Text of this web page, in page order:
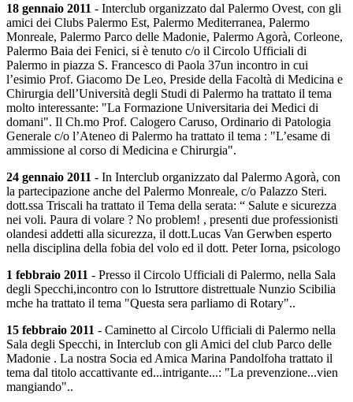
18 gennaio 2011 - Interclub organizzato dal Palermo Ovest, con gli
amici dei Clubs Palermo Est, Palermo Mediterranea, Palermo
Monreale, Palermo Parco delle Madonie, Palermo Agorà, Corleone,
Palermo Baia dei Fenici, si è tenuto c/o il Circolo Ufficiali di
Palermo in piazza S. Francesco di Paola 37un incontro in cui
l’esimio Prof. Giacomo De Leo, Preside della Facoltà di Medicina e
Chirurgia dell’Università degli Studi di Palermo ha trattato il tema
molto interessante: "La Formazione Universitaria dei Medici di
domani". Il Ch.mo Prof. Calogero Caruso, Ordinario di Patologia
Generale c/o l’Ateneo di Palermo ha trattato il tema : "L’esame di
ammissione al corso di Medicina e Chirurgia".
24 gennaio 2011 - In Interclub organizzato dal Palermo Agorà, con
la partecipazione anche del Palermo Monreale, c/o Palazzo Steri.
dott.ssa Triscali ha trattato il Tema della serata: “ Salute e sicurezza
nei voli. Paura di volare ? No problem! , presenti due professionisti
olandesi addetti alla sicurezza, il dott.Lucas Van Gerwben esperto
nella disciplina della fobia del volo ed il dott. Peter Iorna, psicologo
1 febbraio 2011 - Presso il Circolo Ufficiali di Palermo, nella Sala
degli Specchi,incontro con lo Istruttore distrettuale Nunzio Scibilia
mche ha trattato il tema "Questa sera parliamo di Rotary"..
15 febbraio 2011 - Caminetto al Circolo Ufficiali di Palermo nella
Sala degli Specchi, in Interclub con gli Amici del club Parco delle
Madonie . La nostra Socia ed Amica Marina Pandolfoha trattato il
tema dal titolo accattivante ed...intrigante...: "La prevenzione...vien
mangiando"..